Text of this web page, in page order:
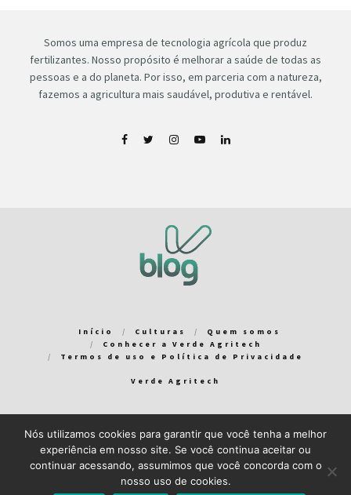
Somos uma empresa de tecnologia agrícola que produz
fertilizantes. Nosso propósito é melhorar a saúde de todas as
pessoas e a do planeta. Por isso, em parceria com a natureza,
fazemos a agricultura mais saudável, produtiva e rentável.
Início Culturas
Quem somos
Conhecer a Verde Agritech
Termos de uso e Política de Privacidade
Verde Agritech
Bem-vindo ao Verde Blog! Para que a sua experiência em nosso
blog seja a melhor possível, utilizamos cookies. Você pode
aceitar ou gerenciar seus cookiesaqui.
Nós utilizamos cookies para garantir que você tenha a melhor
experiência em nosso site. Se você continua aceitar ou
continuar acessando, assumimos que você concorda com o
nosso uso de cookies.